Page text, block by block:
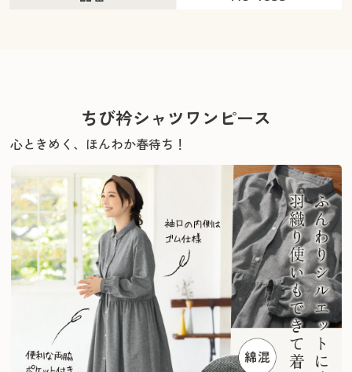
ちび衿シャツワンピース
心ときめく、ほんわか春待ち！